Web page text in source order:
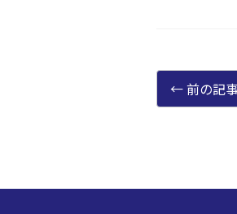
前の記